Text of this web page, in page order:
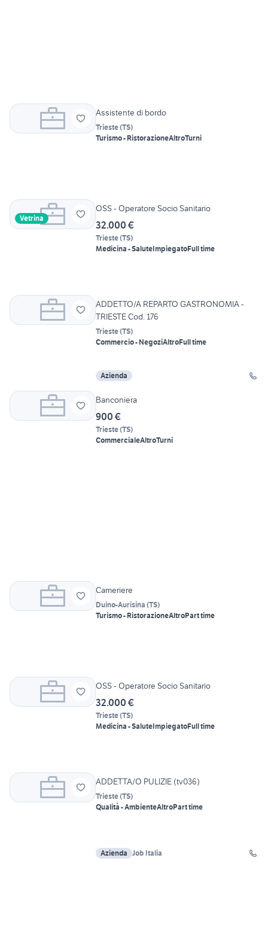
Assistente di bordo
Trieste(TS)
Turismo - RistorazioneAltroTurni
Vetrina
OSS - Operatore Socio Sanitario
32.000 €
Trieste(TS)
Medicina - SaluteImpiegatoFull time
ADDETTO/A REPARTO GASTRONOMIA -
TRIESTE Cod. 176
Trieste(TS)
Commercio - NegoziAltroFull time
Azienda
Banconiera
900 €
Trieste(TS)
CommercialeAltroTurni
Cameriere
Duino-Aurisina (TS)
Turismo - RistorazioneAltroPart time
OSS - Operatore Socio Sanitario
32.000 €
Trieste(TS)
Medicina - SaluteImpiegatoFull time
ADDETTA/O PULIZIE (tv036)
Trieste(TS)
Qualità - AmbienteAltroPart time
Azienda Job Italia